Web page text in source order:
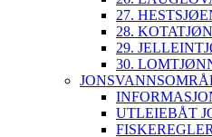
27.
28.
29.
30.
UTLEIEBÅT
FISKEREGLER